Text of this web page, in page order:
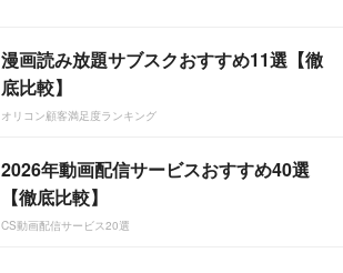
漫画読み放題サブスクおすすめ11選【徹
底比較】
オリコン顧客満足度ランキング
2026年動画配信サービスおすすめ40選
【徹底比較】
CS動画配信サービス20選